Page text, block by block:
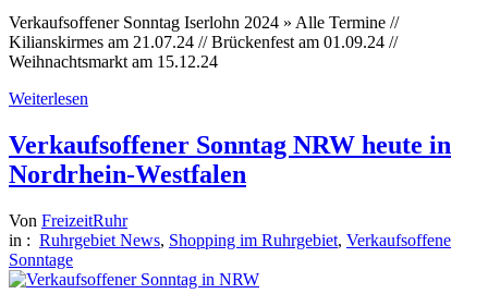
Verkaufsoffener Sonntag Iserlohn 2024 » Alle Termine //
Kilianskirmes am 21.07.24 // Brückenfest am 01.09.24 //
Weihnachtsmarkt am 15.12.24
Weiterlesen
Verkaufsoffener Sonntag NRW heute in
Nordrhein-Westfalen
Von FreizeitRuhr
in : Ruhrgebiet News, Shopping im Ruhrgebiet, Verkaufsoffene
Sonntage